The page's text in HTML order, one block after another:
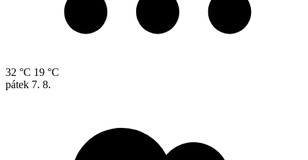
32 °C 19 °C
pátek 7. 8.